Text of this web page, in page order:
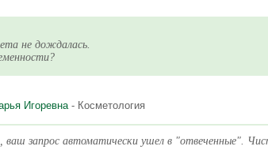
не дождалась.
Игоревна- Косметология
ваш запрос автоматически ушел в "отвеченные".